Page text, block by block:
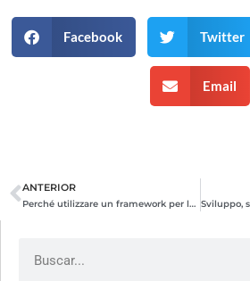
Facebook Twitter
Email
Prev
ANTERIOR
Perché utilizzare un framework per lo sviluppo: pro e contro